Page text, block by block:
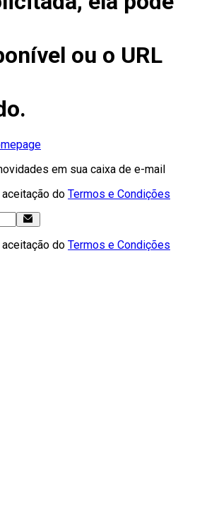
ou o URL
em sua caixa de e-mail
do Termos e Condições
do Termos e Condições